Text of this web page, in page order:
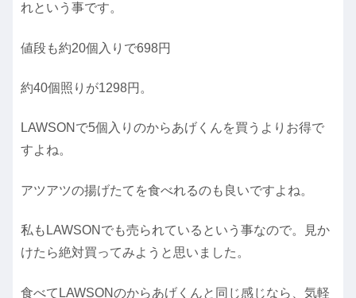
れという事です。
値段も約20個入りで698円
約40個照りが1298円。
LAWSONで5個入りのからあげくんを買うよりお得で
すよね。
アツアツの揚げたてを食べれるのも良いですよね。
私もLAWSONでも売られているという事なので。見か
けたら絶対買ってみようと思いました。
食べてLAWSONのからあげくんと同じ感じなら、気軽